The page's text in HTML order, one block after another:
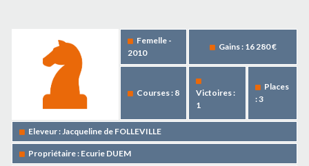
Femelle -
2010
Gains : 16 280 €
Courses : 8
Victoires :
1
Places
: 3
Eleveur : Jacqueline de FOLLEVILLE
Propriétaire : Ecurie DUEM